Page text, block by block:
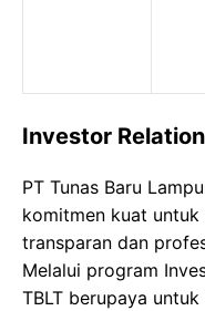
Investor
PT Tunas Baru
komitmen kuat untuk
transparan dan
Melalui program
TBLT berupaya